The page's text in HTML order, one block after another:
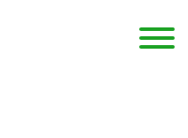
test 123 dfasdf
{FONT:12} Dosierungen: test